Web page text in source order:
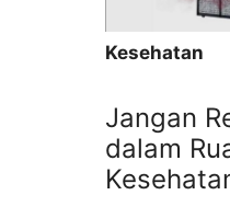
Kesehatan
Jangan
dalam